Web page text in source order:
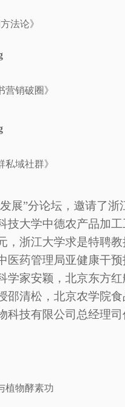
法论》
营销破圈》
私域社群》
展”分论坛，邀请了浙
技大学中德农产品加
浙江大学求是特聘
医药管理局亚健康干
学家安颖，北京东方
邵清松，北京农学院
科技有限公司总经理
植物酵素功